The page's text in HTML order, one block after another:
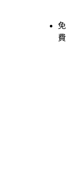
免
費